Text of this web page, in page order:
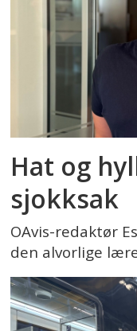
Hat og
sjokksak
OAvis-redaktør
den alvorlige